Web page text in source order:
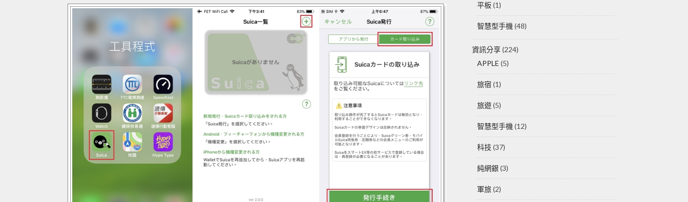
平板(1)
智慧型手機 (48)
資訊分享(224)
APPLE (5)
旅宿 (1)
旅遊(5)
智慧型手機 (12)
科技 (37)
純網銀 (3)
軍旅(2)